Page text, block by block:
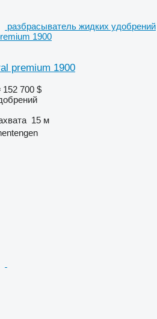
разбрасыватель жидких удобрений
1900
premium 1900
152 700 $
15 м